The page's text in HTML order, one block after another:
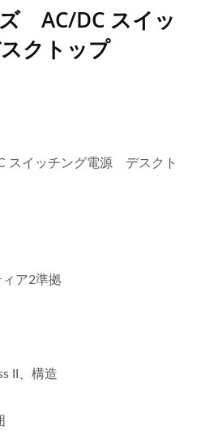
AC/DC スイッ
クトップ
スイッチング電源 デスクト
ィア2準拠
II、構造